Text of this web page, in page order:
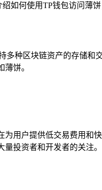
如何使用TP钱包访问薄
多种区块链资产的存储
饼。
用户提供低交易费用和
投资者和开发者的关注。